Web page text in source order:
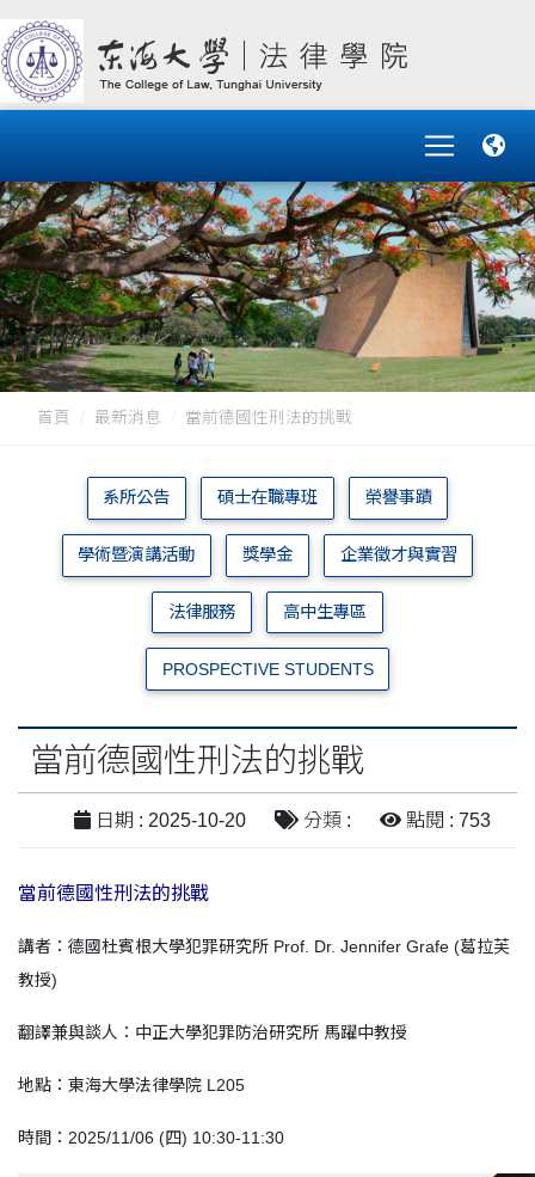
首頁 最新消息 當前德國性刑法的挑戰
系所公告 碩士在職專班 榮譽事蹟
學術暨演講活動 獎學金 企業徵才與實習
法律服務 高中生專區
PROSPECTIVE STUDENTS
當前德國性刑法的挑戰
日期 : 2025-10-20 分類 : 點閱 : 753
當前德國性刑法的挑戰
講者：德國杜賓根大學犯罪研究所 Prof. Dr. Jennifer Grafe (葛拉芙
教授)
翻譯兼與談人：中正大學犯罪防治研究所 馬躍中教授
地點：東海大學法律學院 L205
時間：2025/11/06 (四) 10:30-11:30